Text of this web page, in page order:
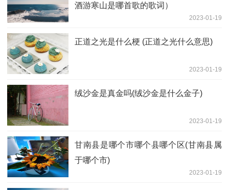
酒游寒山是哪首歌的歌词）
2023-01-19
正道之光是什么梗 (正道之光什么意思)
2023-01-19
绒沙金是真金吗(绒沙金是什么金子)
2023-01-19
甘南县是哪个市哪个县哪个区(甘南县属
于哪个市)
2023-01-19